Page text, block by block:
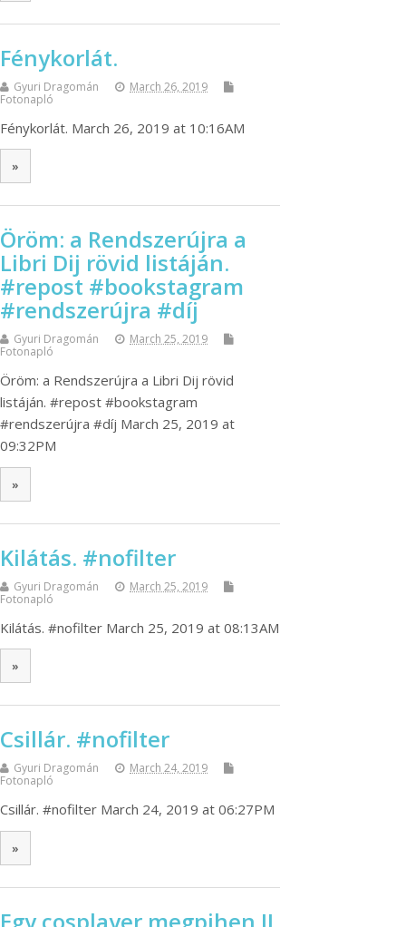
Fénykorlát.
Gyuri Dragomán
March 26, 2019
Fotonapló
Fénykorlát. March 26, 2019 at 10:16AM
»
Öröm: a Rendszerújra a
Libri Dij rövid listáján.
#repost #bookstagram
#rendszerújra #díj
Gyuri Dragomán
March 25, 2019
Fotonapló
Öröm: a Rendszerújra a Libri Dij rövid
listáján. #repost #bookstagram
#rendszerújra #díj March 25, 2019 at
09:32PM
»
Kilátás. #nofilter
Gyuri Dragomán
March 25, 2019
Fotonapló
Kilátás. #nofilter March 25, 2019 at 08:13AM
»
Csillár. #nofilter
Gyuri Dragomán
March 24, 2019
Fotonapló
Csillár. #nofilter March 24, 2019 at 06:27PM
»
Egy cosplayer megpihen II.